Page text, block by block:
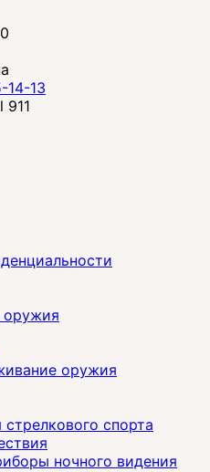
14-13
оружия
оружия
спорта
ночного видения